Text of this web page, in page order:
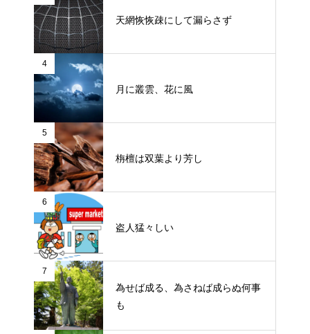
天網恢恢疎にして漏らさず
4
月に叢雲、花に風
5
栴檀は双葉より芳し
6
盗人猛々しい
7
為せば成る、為さねば成らぬ何事
も